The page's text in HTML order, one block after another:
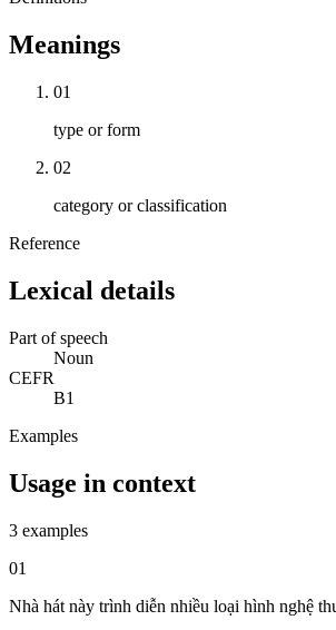
Meanings
01
type or form
02
category or classification
Reference
Lexical details
Part of speech
Noun
CEFR
B1
Examples
Usage in context
3 examples
01
Nhà hát này trình diễn nhiều loại hình nghệ